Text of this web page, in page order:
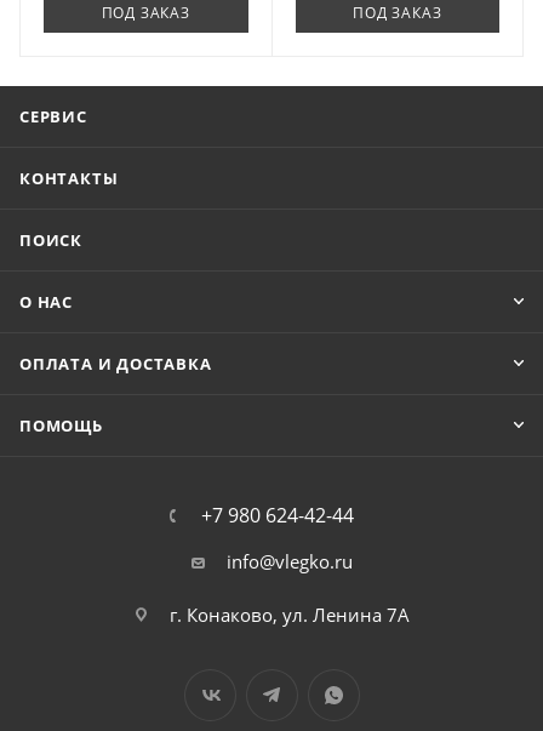
ПОД ЗАКАЗ ПОД ЗАКАЗ
СЕРВИС
КОНТАКТЫ
ПОИСК
О НАС
ОПЛАТА И ДОСТАВКА
ПОМОЩЬ
+7 980 624-42-44
info@vlegko.ru
г. Конаково, ул. Ленина 7А